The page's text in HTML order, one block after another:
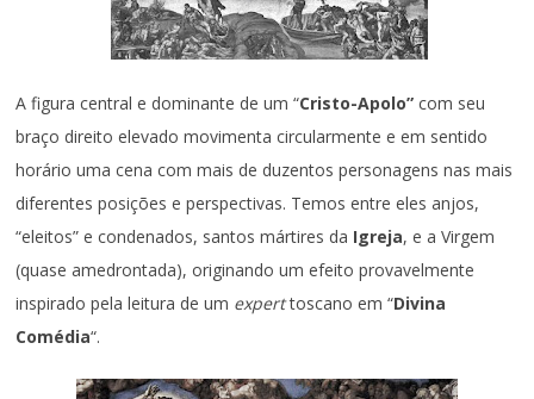
A figura central e dominante de um “Cristo-Apolo”com seu
braço direito elevado movimenta circularmente e em sentido
horário uma cena com mais de duzentos personagens nas mais
diferentes posições e perspectivas. Temos entre eles anjos,
“eleitos” e condenados, santos mártires da Igreja, e a Virgem
(quase amedrontada), originando um efeito provavelmente
inspirado pela leitura de um experttoscano em “Divina
Comédia“.